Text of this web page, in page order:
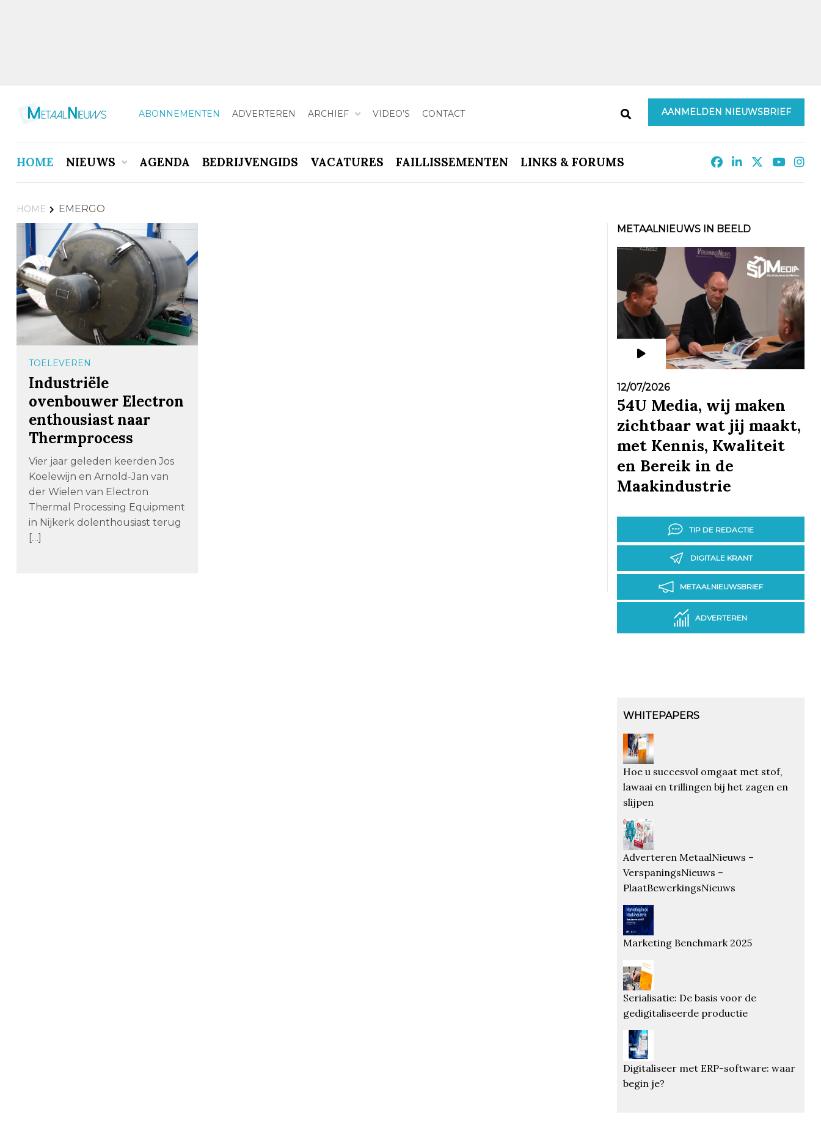
ABONNEMENTEN ADVERTEREN ARCHIEF VIDEO’S CONTACT AANMELDEN NIEUWSBRIEF
HOME NIEUWS AGENDA BEDRIJVENGIDS VACATURES FAILLISSEMENTEN LINKS & FORUMS
HOME EMERGO
TOELEVEREN
Industriële
ovenbouwer Electron
enthousiast naar
Thermprocess
Vier jaar geleden keerden Jos
Koelewijn en Arnold-Jan van
der Wielen van Electron
Thermal Processing Equipment
in Nijkerk dolenthousiast terug
[…]
METAALNIEUWS IN BEELD
12/07/2026
54U Media, wij maken
zichtbaar wat jij maakt,
met Kennis, Kwaliteit
en Bereik in de
Maakindustrie
TIP DE REDACTIE
DIGITALE KRANT
METAALNIEUWSBRIEF
ADVERTEREN
WHITEPAPERS
Hoe u succesvol omgaat met stof,
lawaai en trillingen bij het zagen en
slijpen
Adverteren MetaalNieuws –
VerspaningsNieuws –
PlaatBewerkingsNieuws
Marketing Benchmark 2025
Serialisatie: De basis voor de
gedigitaliseerde productie
Digitaliseer met ERP-software: waar
begin je?